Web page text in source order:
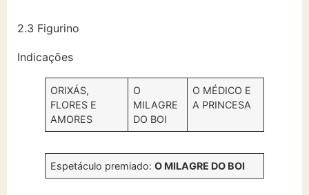
2.3 Figurino
Indicações
ORIXÁS,
FLORES E
AMORES
O
MILAGRE
DO BOI
O MÉDICO E
A PRINCESA
Espetáculo premiado:O MILAGRE DO BOI